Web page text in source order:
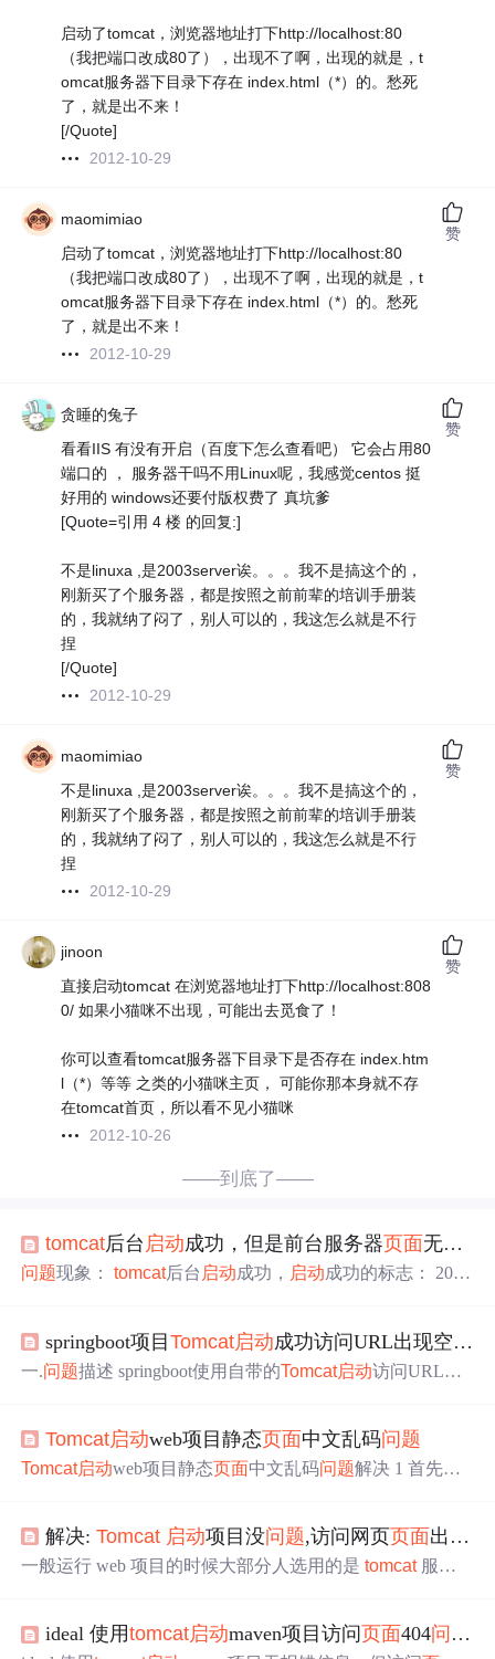
启动了tomcat，浏览器地址打下http://localhost:80
（我把端口改成80了），出现不了啊，出现的就是，t
omcat服务器下目录下存在 index.html（*）的。愁死
了，就是出不来！
[/Quote]
2012-10-29
maomimiao
启动了tomcat，浏览器地址打下http://localhost:80
（我把端口改成80了），出现不了啊，出现的就是 ，t
omcat服务器下目录下存在 index.html（*）的。愁死
了，就是出不来！
2012-10-29
赞
贪睡的兔子
看看IIS 有没有开启（百度下怎么查看吧） 它会占用80
端口的 ， 服务器干吗不用Linux呢，我感觉centos 挺
好用的 windows还要付版权费了 真坑爹
[Quote=引用 4 楼 的回复:]
不是linuxa ,是2003server诶。。。我不是搞这个的，
刚新买了个服务器，都是按照之前前辈的培训手册装
的，我就纳了闷了，别人可以的，我这怎么就是不行
捏
[/Quote]
2012-10-29
赞
maomimiao
不是linuxa ,是2003server诶。。。我不是搞这个的，
刚新买了个服务器，都是按照之前前辈的培训手册装
的，我就纳了闷了，别人可以的，我这怎么就是不行
捏
2012-10-29
赞
jinoon
直接启动tomcat 在浏览器地址打下http://localhost:808
0/ 如果小猫咪不出现，可能出去觅食了！
你可以查看tomcat服务器下目录下是否存在 index.htm
l（*）等等 之类的小猫咪主页， 可能你那本身就不存
在tomcat首页，所以看不见小猫咪
2012-10-26
赞
——到底了——
tomcat后台 启动成功，但是前台服务器页面无法访问的
问题现象：tomcat后台 启动成功， 启动成功的标志： 2017
org.apache.jk.common.ChannelSocket init 信
springboot项目Tomcat启动成功访问URL出现空白
一.问题描述 springboot使用自带的Tomcat启动访问URL是
ut.ansi.enabled=always -Dcom.sun.management.jmxremote -Ds
pring.jmx.enabled=true -Dspring.liveBeansView.mbeanDomain
Tomcat启动web项目静态页面中文乱码问题
Tomcat启动web项目静态页面中文乱码问题解决 1 首先查
可以自己手动检查一下, 检查html上面是否有 <meta charset
="UTF-8" /> 2 配置Tomcat 编码为utf-8 找到Tomcat安装目
解决:Tomcat 启动项目没问题,访问网页页面出现空白无显示
一般运行 web 项目的时候大部分人选用的是tomcat服务
白,404可怕吗？500 可怕吗？可怕！更可怕的是页面出现空
ideal 使用tomcat启动maven项目访问页面404问题